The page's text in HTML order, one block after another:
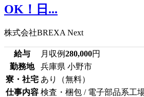
OK！日...
株式会社BREXA Next
給与 月収例280,000円
勤務地
兵庫県 小野市
寮・社宅 あり（無料）
仕事内容 検査・梱包 / 電子部品系工